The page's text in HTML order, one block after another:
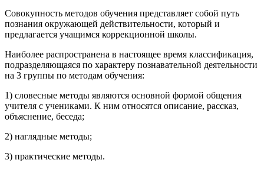
Совокупность методов обучения представляет собой путь
познания окружающей действительности, который и
предлагается учащимся коррекционной школы.
Наиболее распространена в настоящее время классификация,
подразделяющаяся по характеру познавательной деятельности
на 3 группы по методам обучения:
1) словесные методы являются основной формой общения
учителя с учениками. К ним относятся описание, рассказ,
объяснение, беседа;
2) наглядные методы;
3) практические методы.